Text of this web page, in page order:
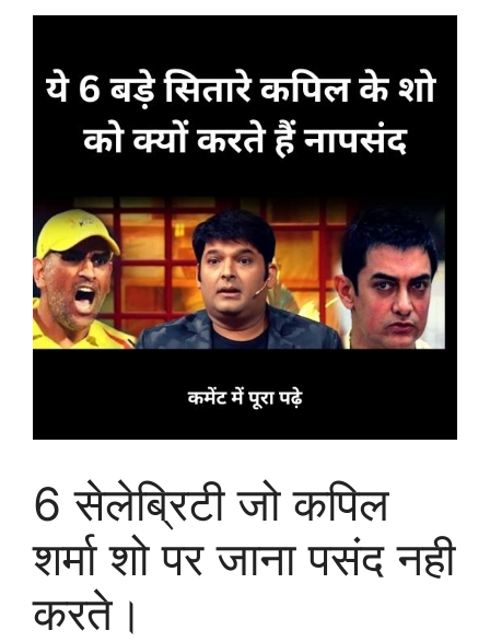
6 सेलेब्रिटी जो कपिल
शर्मा शो पर जाना पसंद नही
करते।